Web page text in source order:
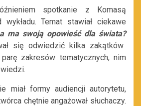
spotkanie z Komasą
Temat stawiał ciekawe
ma swoją opowieść dla świata?
się odwiedzić kilka zakątków
zakresów tematycznych, nim
miał formy audiencji autorytetu,
chętnie angażował słuchaczy.